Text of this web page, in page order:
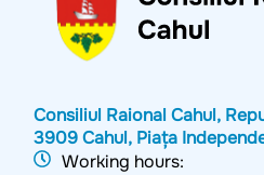
Consiliul Raional Cahul,
3909 Cahul, Piața
Working hours: